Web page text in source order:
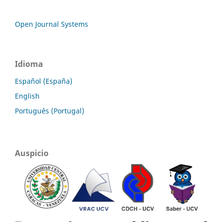
Open Journal Systems
Idioma
Español (España)
English
Português (Portugal)
Auspicio